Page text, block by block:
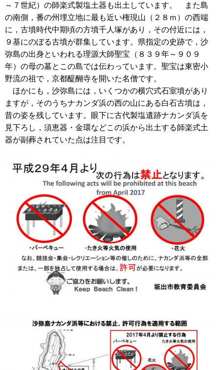
～７世紀）の師楽式製塩土器も出土しています。 また島
の南側，番の州埋立地に最も近い権現山（２８ｍ）の西端
に，古墳時代中期頃の方墳千人塚があり，その付近には，
９基にのぼる古墳が群集しています。県指定の史跡で，沙
弥島の出身といわれる理源大師聖宝（８３９年～９０９
年）の母の墓とこの島では伝わっています。聖宝は東密小
野流の祖で，京都醍醐寺を開いた名僧です。
ほかにも，沙弥島には，いくつかの横穴式石室墳があり
ますが，そのうちナカンダ浜の西の山にある白石古墳は，
昔の姿を残しています。眼下に古代製塩遺跡ナカンダ浜を
見下ろし，須恵器・金環などこの浜から出土する師楽式土
器が副葬されていた点は注目です。